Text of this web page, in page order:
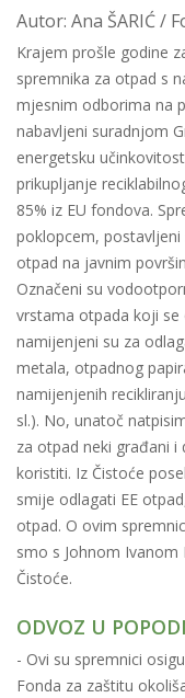
Autor: Ana ŠARIĆ /
Krajem prošle godine
spremnika za otpad s
mjesnim odborima na
nabavljeni suradnjom
energetsku
prikupljanje
85% iz EU fondova.
poklopcem,
otpad na javnim
Označeni su
vrstama otpada koji se
namijenjeni su za
metala, otpadnog
namijenjenih
sl.). No, unatoč
za otpad neki građani i
koristiti. Iz Čistoće
smije odlagati EE
otpad. O ovim
smo s Johnom
Čistoće.
ODVOZ U
- Ovi su spremnici
Fonda za zaštitu